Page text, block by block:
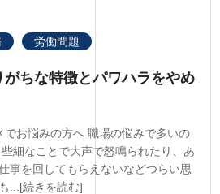
労働問題
ちな特徴とパワハラをやめ
お悩みの方へ 職場の悩みで多いの
細なことで大声で怒鳴られたり、あ
事を回してもらえないなどつらい思
...[続きを読む]